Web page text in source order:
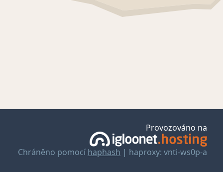
Provozováno na
Chráněno pomocí haphash | haproxy: vnti-ws0p-a